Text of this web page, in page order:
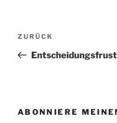
Beitragsnavigation
Vorheriger
Beitrag
ZURÜCK
Entscheidungsfrust
ABONNIERE